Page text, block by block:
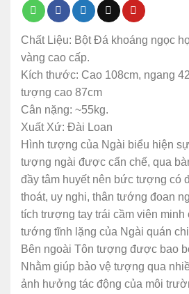
Chất Liệu: Bột Đá khoáng ngọc
vàng cao cấp.
Kích thước: Cao 108cm, ngang
tượng cao 87cm
Cân nặng: ~55kg.
Xuất Xứ: Đài Loan
Hình tượng của Ngài biểu hiện
tượng ngài được cẩn chế, qua
đầy tâm huyết nên bức tượng có
thoát, uy nghi, thân tướng đoan
tích trượng tay trái cầm viên minh
tướng tĩnh lặng của Ngài quán
Bên ngoài Tôn tượng được bao
Nhằm giúp bảo vệ tượng qua
ảnh hưởng tác động của môi